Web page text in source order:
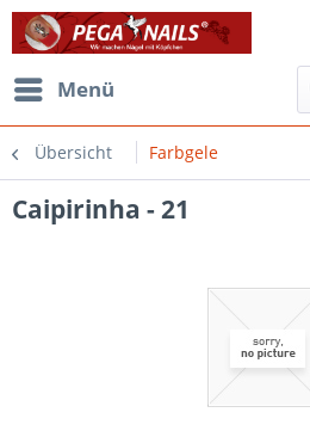
Menü
Übersicht Farbgele
Caipirinha - 21